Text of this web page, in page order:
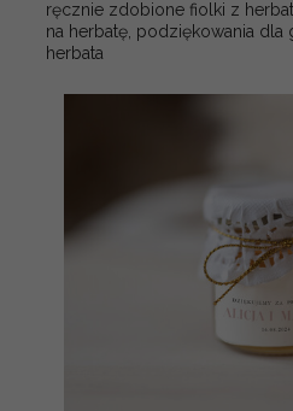
ręcznie zdobione fiolki z
na herbatę, podziękowania dla
herbata